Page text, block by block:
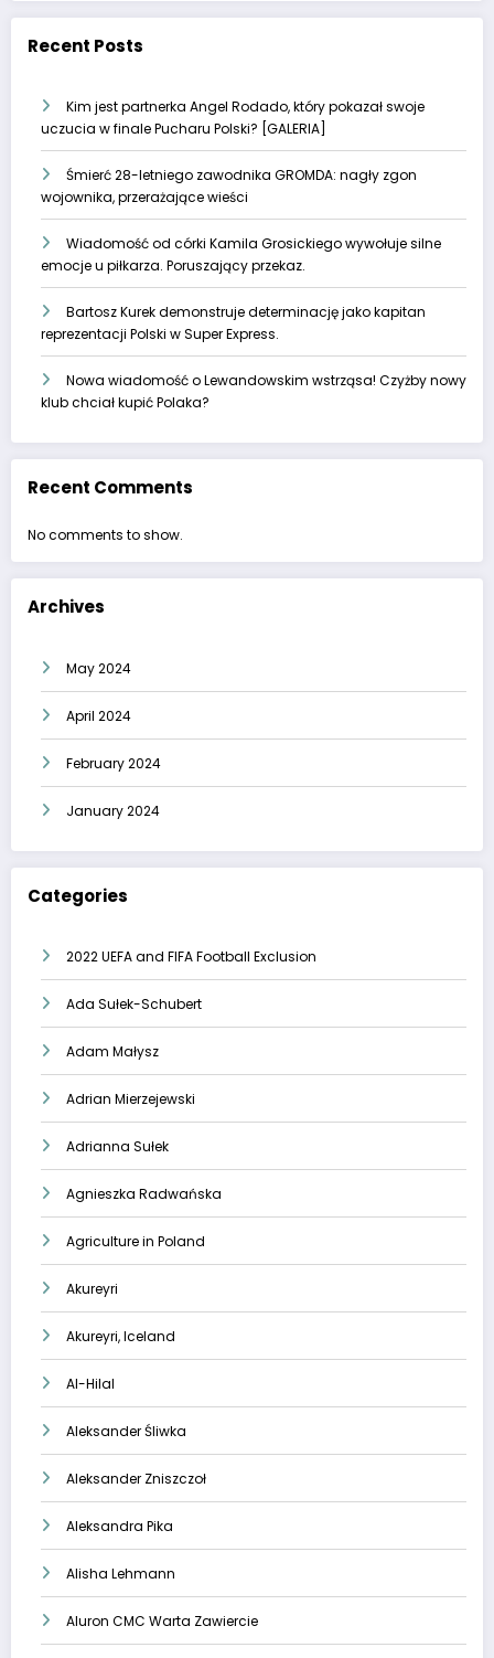
Recent Posts
Kim jest partnerka Angel Rodado, który pokazał swoje
uczucia w finale Pucharu Polski? [GALERIA]
Śmierć 28-letniego zawodnika GROMDA: nagły zgon
wojownika, przerażające wieści
Wiadomość od córki Kamila Grosickiego wywołuje silne
emocje u piłkarza. Poruszający przekaz.
Bartosz Kurek demonstruje determinację jako kapitan
reprezentacji Polski w Super Express.
Nowa wiadomość o Lewandowskim wstrząsa! Czyżby nowy
klub chciał kupić Polaka?
Recent Comments
No comments to show.
Archives
May 2024
April 2024
February 2024
January 2024
Categories
2022 UEFA and FIFA Football Exclusion
Ada Sułek-Schubert
Adam Małysz
Adrian Mierzejewski
Adrianna Sułek
Agnieszka Radwańska
Agriculture in Poland
Akureyri
Akureyri, Iceland
Al-Hilal
Aleksander Śliwka
Aleksander Zniszczoł
Aleksandra Pika
Alisha Lehmann
Aluron CMC Warta Zawiercie